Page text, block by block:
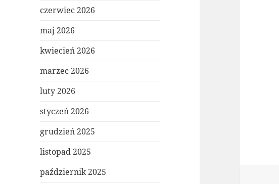
czerwiec 2026
maj 2026
kwiecień 2026
marzec 2026
luty 2026
styczeń 2026
grudzień 2025
listopad 2025
październik 2025